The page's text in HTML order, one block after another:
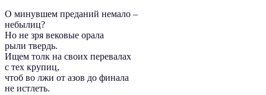
О минувшем преданий немало –
небылиц?
Но не зря вековые орала
рыли твердь.
Ищем толк на своих перевалах
с тех крупиц,
чтоб во лжи от азов до финала
не истлеть.